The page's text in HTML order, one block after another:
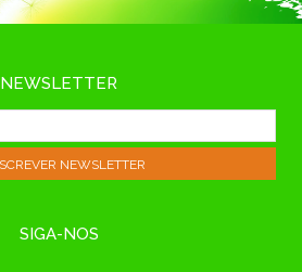
NEWSLETTER
SIGA-NOS